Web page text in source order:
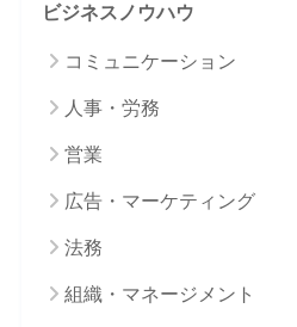
ビジネスノウハウ
コミュニケーション
人事・労務
営業
広告・マーケティング
法務
組織・マネージメント